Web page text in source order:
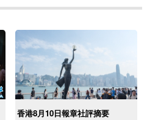
香港8月10日報章社評摘要